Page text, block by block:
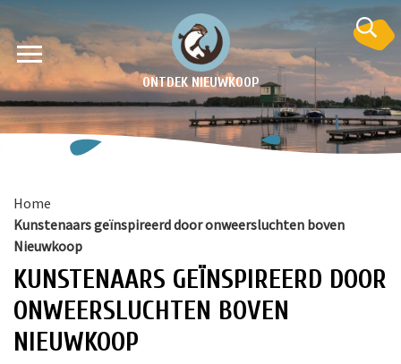
ONTDEK NIEUWKOOP
Home
Kunstenaars geïnspireerd door onweersluchten boven
Nieuwkoop
KUNSTENAARS GEÏNSPIREERD DOOR
ONWEERSLUCHTEN BOVEN
NIEUWKOOP